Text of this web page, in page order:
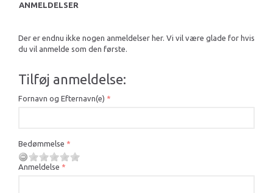
ANMELDELSER
Der er endnu ikke nogen anmeldelser her. Vi vil være glade for hvis
du vil anmelde som den første.
Tilføj anmeldelse:
Fornavn og Efternavn(e)
Bedømmelse
Anmeldelse